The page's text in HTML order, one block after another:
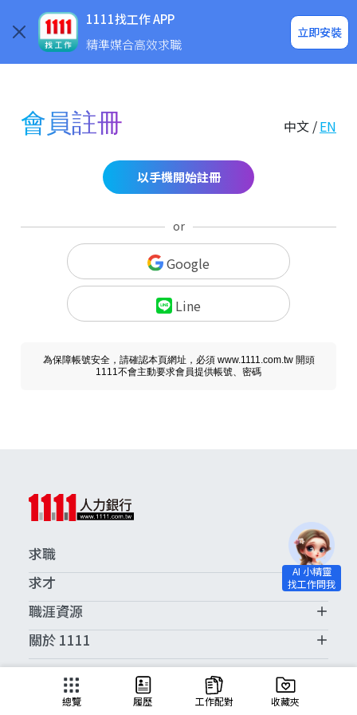
1111找工作 APP
精準媒合高效求職
立即安裝
企業求才
會員註冊 中文 /EN
以手機開始註冊
or
Google
Line
為保障帳號安全，請確認本頁網址，必須 www.1111.com.tw 開頭
1111不會主動要求會員提供帳號、密碼
求職
求才
職涯資源
關於 1111
求職服務中心
總覽 履歷 工作配對 收藏夾